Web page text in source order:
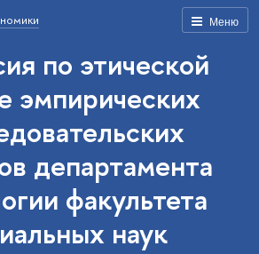
Меню
по этической
эмпирических
департамента
факультета
наук